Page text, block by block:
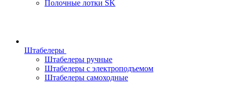
Полочные лотки SK
Штабелеры
Штабелеры ручные
Штабелеры с электроподъемом
Штабелеры самоходные